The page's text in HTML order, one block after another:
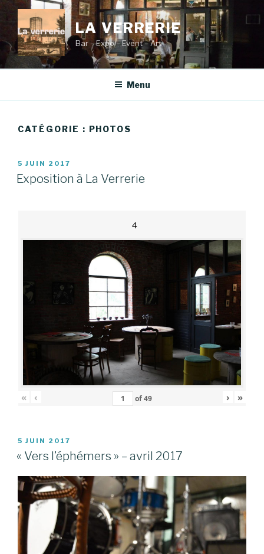
contenu
principal
LA VERRERIE
Bar – Expo – Event – Art
Menu
CATÉGORIE : PHOTOS
PUBLIÉ
LE
5 JUIN 2017
Exposition à La Verrerie
4
« ‹ of49 › »
PUBLIÉ
LE
5 JUIN 2017
« Vers l’éphémers » – avril 2017